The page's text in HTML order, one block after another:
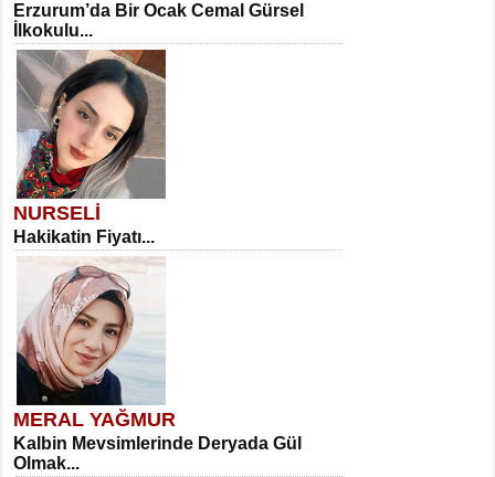
Erzurum’da Bir Ocak Cemal Gürsel
İlkokulu...
NURSELİ
Hakikatin Fiyatı...
MERAL YAĞMUR
Kalbin Mevsimlerinde Deryada Gül
Olmak...